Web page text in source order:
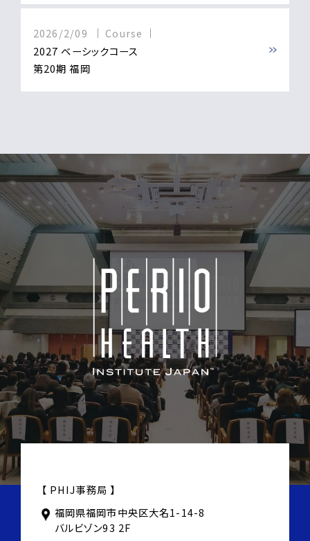
臨床的
歯科医師になる為に必要な教育
米国でのCEU必要条件
歯科医師の平均年収
Lunch
14:00-15:30
Lecture2
Break
16:00-18:00
Lecture3/Q&A
Day2
09:00-11:00
GroupA（5people、patient）Hands-on
training
training
2026/2/09
Course
2027 ベーシックコース
第20期 福岡
【 PHIJ事務局 】
福岡県福岡市中央区大名1-14-8
バルビゾン93 2F